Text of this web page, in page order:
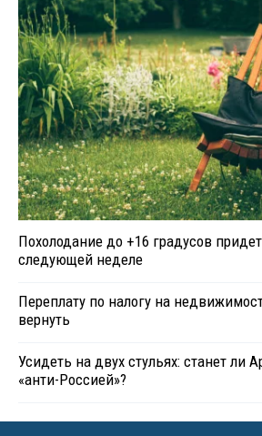
Похолодание до +16 градусов
следующей неделе
Переплату по налогу на
вернуть
Усидеть на двух стульях: станет ли
«анти-Россией»?